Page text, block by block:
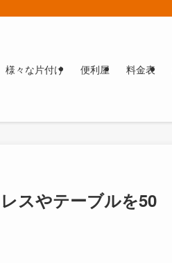
様々な片付け 便利屋 料金表
スやテーブルを50